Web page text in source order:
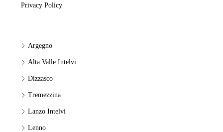
Privacy Policy
Argegno
Alta Valle Intelvi
Dizzasco
Tremezzina
Lanzo Intelvi
Lenno